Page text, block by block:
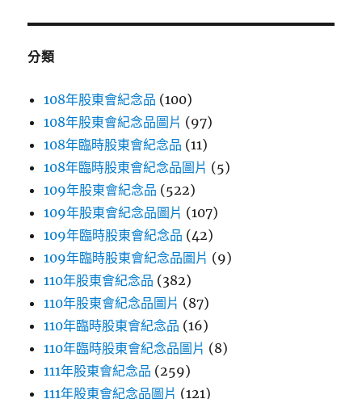
鍵
分類
108年股東會紀念品 (100)
108年股東會紀念品圖片 (97)
108年臨時股東會紀念品 (11)
108年臨時股東會紀念品圖片 (5)
109年股東會紀念品 (522)
109年股東會紀念品圖片 (107)
109年臨時股東會紀念品 (42)
109年臨時股東會紀念品圖片 (9)
110年股東會紀念品 (382)
110年股東會紀念品圖片 (87)
110年臨時股東會紀念品 (16)
110年臨時股東會紀念品圖片 (8)
111年股東會紀念品 (259)
111年股東會紀念品圖片 (121)